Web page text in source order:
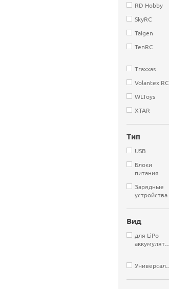
RD Hobby
SkyRC
Taigen
TenRC
Traxxas
Volantex RC
WLToys
XTAR
Тип
USB
Блоки
питания
Зарядные
устройства
Вид
для LiPo
аккумуляторов
Универсальные